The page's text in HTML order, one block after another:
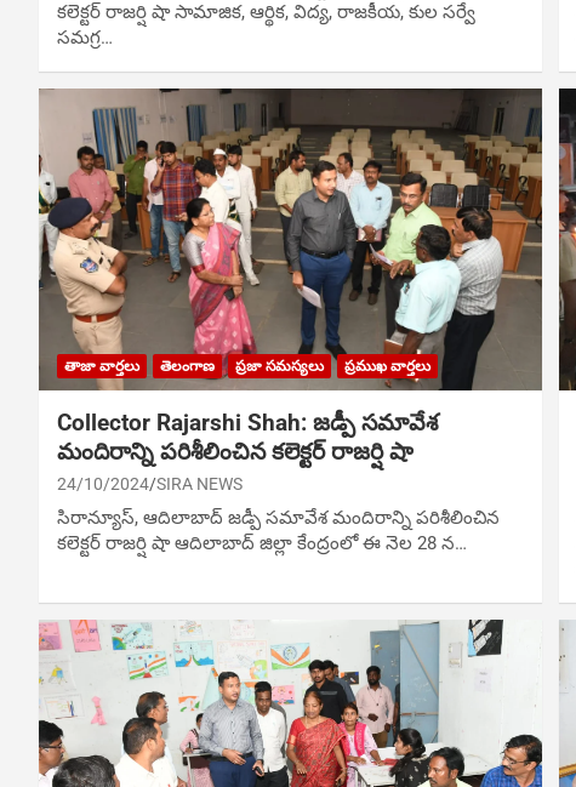
క‌లెక్ట‌ర్‌ రాజర్షి షా సామాజిక, ఆర్థిక, విద్య, రాజకీయ, కుల సర్వే
సమగ్ర…
తాజా వార్తలు తెలంగాణ ప్రజా సమస్యలు ప్రముఖ వార్తలు
Collector Rajarshi Shah: జ‌డ్పీ స‌మావేశ
మందిరాన్ని ప‌రిశీలించిన క‌లెక్ట‌ర్ రాజర్షి షా
24/10/2024 SIRA NEWS
సిరాన్యూస్, ఆదిలాబాద్ జ‌డ్పీ స‌మావేశ మందిరాన్ని ప‌రిశీలించిన
క‌లెక్ట‌ర్ రాజర్షి షా ఆదిలాబాద్ జిల్లా కేంద్రంలో ఈ నెల 28 న…